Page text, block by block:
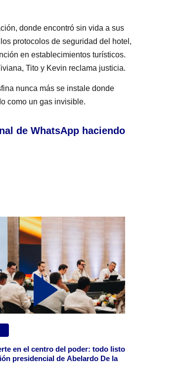
donde encontró sin vida a sus
protocolos de seguridad del hotel,
en establecimientos turísticos.
Tito y Kevin reclama justicia.
nunca más se instale donde
como un gas invisible.
de WhatsApp haciendo
en el centro del poder: todo listo
presidencial de Abelardo De la